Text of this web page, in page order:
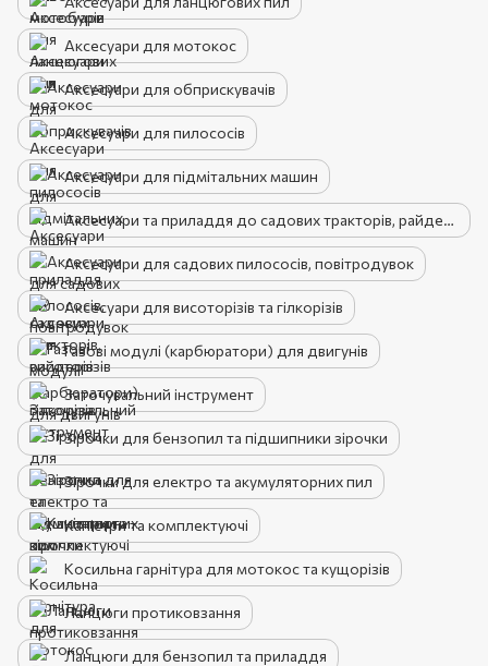
Аксесуари для мотокос
Аксесуари для обприскувачів
Аксесуари для пилососів
Аксесуари для підмітальних машин
Аксесуари та приладдя до садових тракторів, райдерів
Аксесуари для садових пилососів, повітродувок
Аксесуари для висоторізів та гілкорізів
Газові модулі (карбюратори) для двигунів
Заточувальний інструмент
Зірочки для бензопил та підшипники зірочки
Зірочки для електро та акумуляторних пил
Каністри та комплектуючі
Косильна гарнітура для мотокос та кущорізів
Ланцюги протиковзання
Ланцюги для бензопил та приладдя